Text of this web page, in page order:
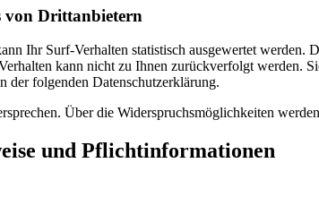
von Drittanbietern
Ihr Surf-Verhalten statistisch ausgewertet
kann nicht zu Ihnen zurückverfolgt werden.
der folgenden Datenschutzerklärung.
Über die Widerspruchsmöglichkeiten
und Pflichtinformationen